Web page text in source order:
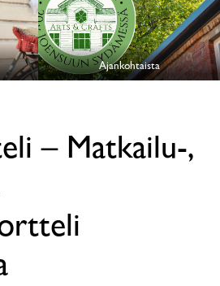
Ajankohtaista
– Matkailu-,